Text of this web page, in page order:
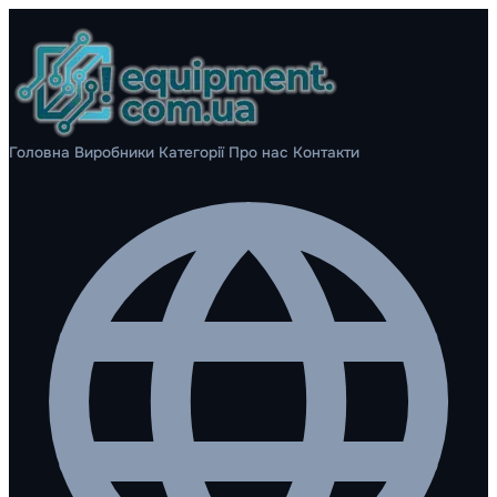
Головна Виробники Категорії Про нас Контакти